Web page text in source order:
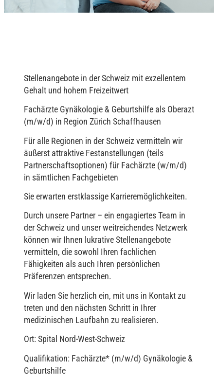
Stellenangebote in der Schweiz mit exzellentem
Gehalt und hohem Freizeitwert
Fachärzte Gynäkologie & Geburtshilfe als Oberazt
(m/w/d) in Region Zürich Schaffhausen
Für alle Regionen in der Schweiz vermitteln wir
äußerst attraktive Festanstellungen (teils
Partnerschaftsoptionen) für Fachärzte (w/m/d)
in sämtlichen Fachgebieten
Sie erwarten erstklassige Karrieremöglichkeiten.
Durch unsere Partner – ein engagiertes Team in
der Schweiz und unser weitreichendes Netzwerk
können wir Ihnen lukrative Stellenangebote
vermitteln, die sowohl Ihren fachlichen
Fähigkeiten als auch Ihren persönlichen
Präferenzen entsprechen.
Wir laden Sie herzlich ein, mit uns in Kontakt zu
treten und den nächsten Schritt in Ihrer
medizinischen Laufbahn zu realisieren.
Ort: Spital Nord-West-Schweiz
Qualifikation: Fachärzte* (m/w/d) Gynäkologie &
Geburtshilfe